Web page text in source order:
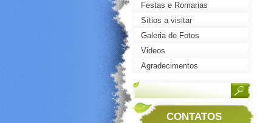
Festas e Romarias
Sítios a visitar
Galeria de Fotos
Videos
Agradecimentos
CONTATOS